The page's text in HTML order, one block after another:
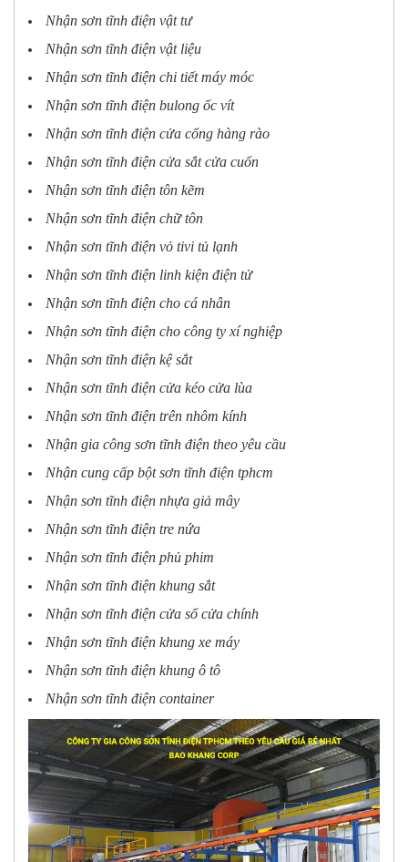
Nhận sơn tĩnh điện vật tư
Nhận sơn tĩnh điện vật liệu
Nhận sơn tĩnh điện chi tiết máy móc
Nhận sơn tĩnh điện bulong ốc vít
Nhận sơn tĩnh điện cửa cổng hàng rào
Nhận sơn tĩnh điện cửa sắt cửa cuốn
Nhận sơn tĩnh điện tôn kẽm
Nhận sơn tĩnh điện chữ tôn
Nhận sơn tĩnh điện vỏ tivi tủ lạnh
Nhận sơn tĩnh điện linh kiện điện tử
Nhận sơn tĩnh điện cho cá nhân
Nhận sơn tĩnh điện cho công ty xí nghiệp
Nhận sơn tĩnh điện kệ sắt
Nhận sơn tĩnh điện cửa kéo cửa lùa
Nhận sơn tĩnh điện trên nhôm kính
Nhận gia công sơn tĩnh điện theo yêu cầu
Nhận cung cấp bột sơn tĩnh điện tphcm
Nhận sơn tĩnh điện nhựa giả mây
Nhận sơn tĩnh điện tre nứa
Nhận sơn tĩnh điện phủ phim
Nhận sơn tĩnh điện khung sắt
Nhận sơn tĩnh điện cửa sổ cửa chính
Nhận sơn tĩnh điện khung xe máy
Nhận sơn tĩnh điện khung ô tô
Nhận sơn tĩnh điện container